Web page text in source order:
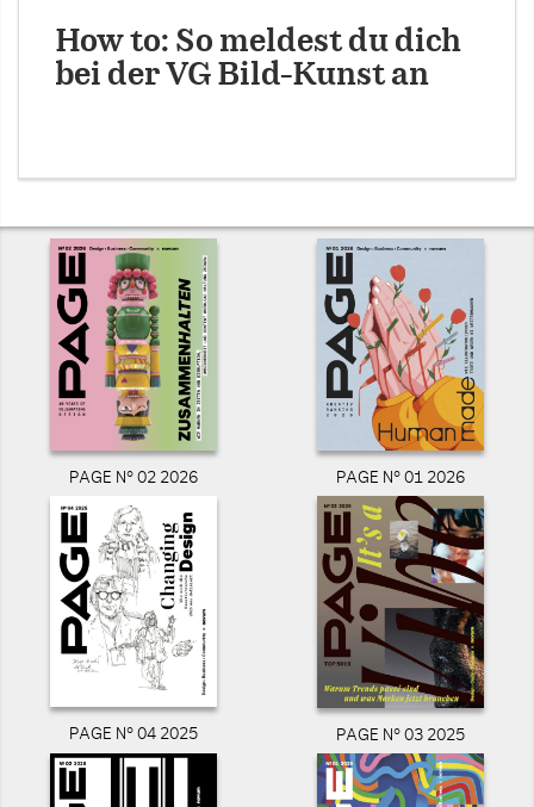
How to: So meldest du dich
bei der VG Bild-Kunst an
PAGE N° 02 2026 PAGE N° 01 2026
PAGE N° 04 2025 PAGE N° 03 2025